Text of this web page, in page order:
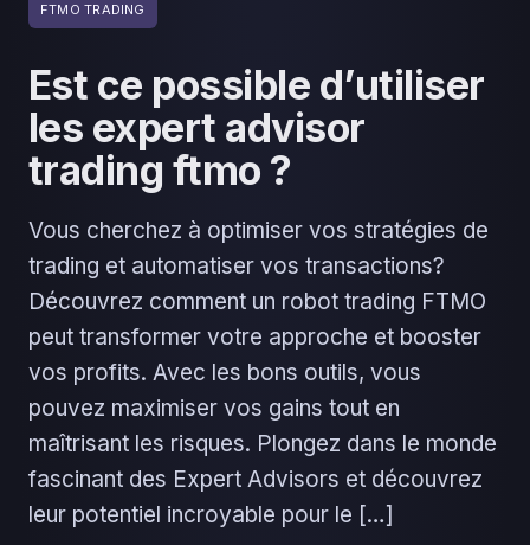
FTMO TRADING
Est ce possible d’utiliser
les expert advisor
trading ftmo ?
Vous cherchez à optimiser vos stratégies de
trading et automatiser vos transactions?
Découvrez comment un robot trading FTMO
peut transformer votre approche et booster
vos profits. Avec les bons outils, vous
pouvez maximiser vos gains tout en
maîtrisant les risques. Plongez dans le monde
fascinant des Expert Advisors et découvrez
leur potentiel incroyable pour le […]